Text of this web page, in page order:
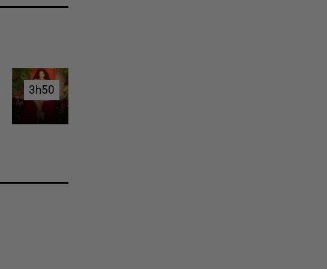
3h50
3h50